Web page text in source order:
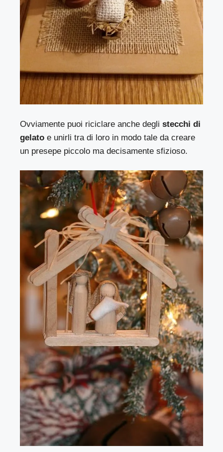
Ovviamente puoi riciclare anche deglistecchi di
gelato e unirli tra di loro in modo tale da creare
un presepe piccolo ma decisamente sfizioso.